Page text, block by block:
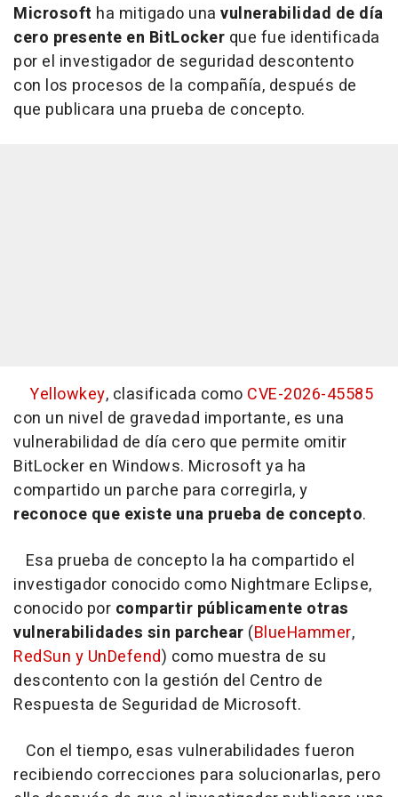
Microsoft ha mitigado una vulnerabilidad de día
cero presente en BitLocker que fue identificada
por el investigador de seguridad descontento
con los procesos de la compañía, después de
que publicara una prueba de concepto.
Yellowkey, clasificada como CVE-2026-45585
con un nivel de gravedad importante, es una
vulnerabilidad de día cero que permite omitir
BitLocker en Windows. Microsoft ya ha
compartido un parche para corregirla, y
reconoce que existe una prueba de concepto.
Esa prueba de concepto la ha compartido el
investigador conocido como Nightmare Eclipse,
conocido por compartir públicamente otras
vulnerabilidades sin parchear (BlueHammer,
RedSun y UnDefend) como muestra de su
descontento con la gestión del Centro de
Respuesta de Seguridad de Microsoft.
Con el tiempo, esas vulnerabilidades fueron
recibiendo correcciones para solucionarlas, pero